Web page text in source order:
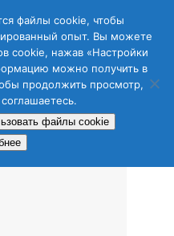
ENG
файлы cookie, чтобы
опыт. Вы можете
cookie, нажав «Настройки
можно получить в
продолжить просмотр,
файлы cookie